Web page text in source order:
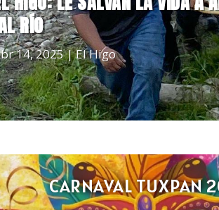
RÍO
14, 2025|El Higo
CARNAVAL TUXPAN